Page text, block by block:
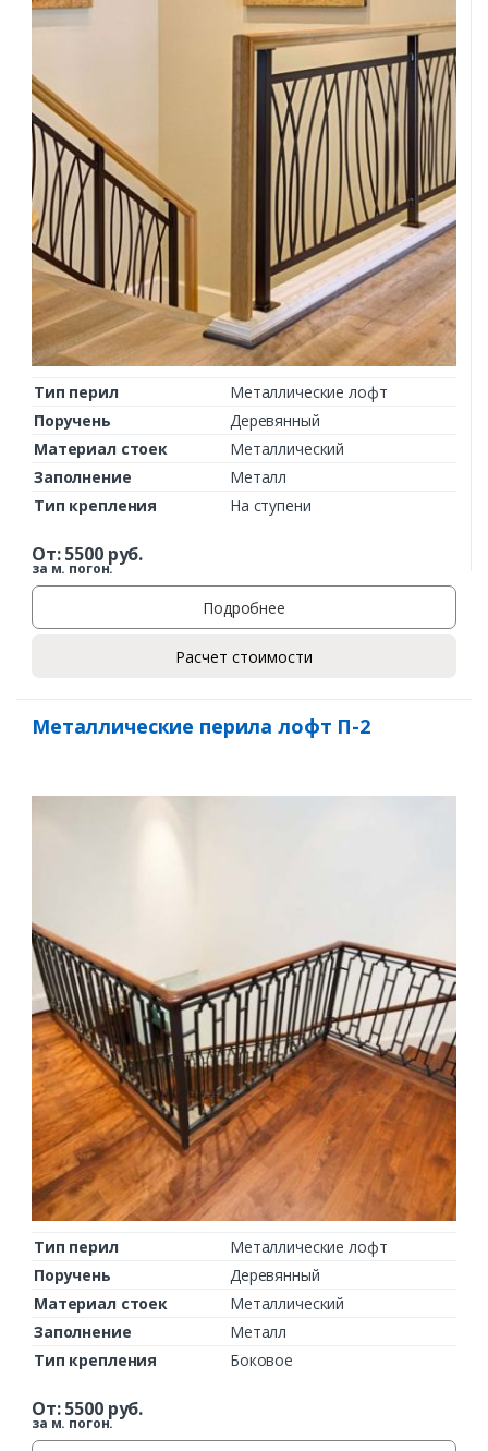
Тип перил
Металлические лофт
Поручень
Деревянный
Материал стоек
Металлический
Заполнение
Металл
Тип крепления
На ступени
От:5500руб.
за м. погон.
Подробнее
Расчет стоимости
Металлические перила лофт П-2
Тип перил
Металлические лофт
Поручень
Деревянный
Материал стоек
Металлический
Заполнение
Металл
Тип крепления
Боковое
От:5500руб.
за м. погон.